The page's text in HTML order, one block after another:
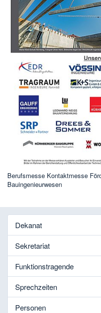
Berufsmesse Kontaktmesse
Bauingenieurwesen
Dekanat
Sekretariat
Funktionstragende
Sprechzeiten
Personen